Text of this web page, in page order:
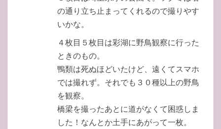
の通り立ち止まってくれるので撮りやす
いかな。
４枚目５枚目は彩湖に野鳥観察に行った
ときのもの。
鴨類は死ぬほどいたけど、遠くてスマホ
では撮れず。それでも３０種以上の野鳥
を観察。
橋梁を撮ったあとに道がなくて困惑しま
した！なんとか土手にあがって一枚。